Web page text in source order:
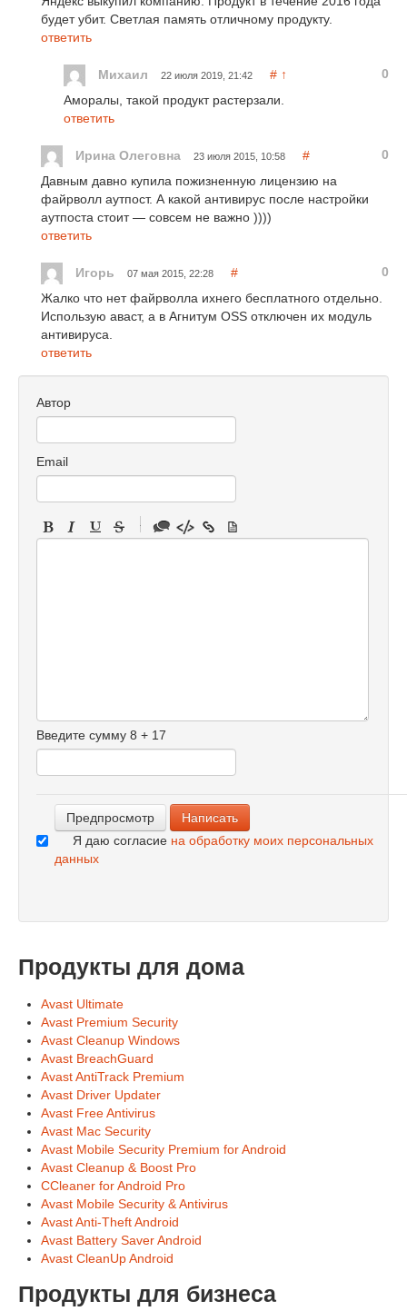
будет убит. Светлая память отличному продукту.
ответить
Михаил 22 июля 2019, 21:42 # ↑
0
Аморалы, такой продукт растерзали.
ответить
Ирина Олеговна 23 июля 2015, 10:58 #
0
Давным давно купила пожизненную лицензию на
файрволл аутпост. А какой антивирус после настройки
аутпоста стоит — совсем не важно ))))
ответить
Игорь 07 мая 2015, 22:28 #
0
Жалко что нет файрволла ихнего бесплатного отдельно.
Использую аваст, а в Агнитум OSS отключен их модуль
антивируса.
ответить
Автор
Email
-
-
-
Введите сумму 8 + 17
Я даю согласие на обработку моих персональных
данных
Продукты для дома
Avast Ultimate
Avast Premium Security
Avast Cleanup Windows
Avast BreachGuard
Avast AntiTrack Premium
Avast Driver Updater
Avast Free Antivirus
Avast Mac Security
Avast Mobile Security Premium for Android
Avast Cleanup & Boost Pro
CCleaner for Android Pro
Avast Mobile Security & Antivirus
Avast Anti-Theft Android
Avast Battery Saver Android
Avast CleanUp Android
Продукты для бизнеса